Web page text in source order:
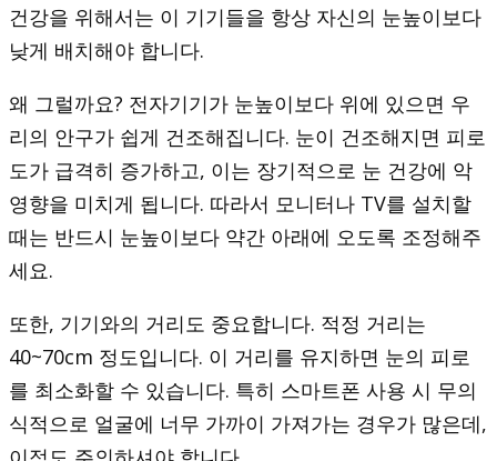
건강을 위해서는 이 기기들을 항상 자신의 눈높이보다
낮게 배치해야 합니다.
왜 그럴까요? 전자기기가 눈높이보다 위에 있으면 우
리의 안구가 쉽게 건조해집니다. 눈이 건조해지면 피로
도가 급격히 증가하고, 이는 장기적으로 눈 건강에 악
영향을 미치게 됩니다. 따라서 모니터나 TV를 설치할
때는 반드시 눈높이보다 약간 아래에 오도록 조정해주
세요.
또한, 기기와의 거리도 중요합니다. 적정 거리는
40~70cm 정도입니다. 이 거리를 유지하면 눈의 피로
를 최소화할 수 있습니다. 특히 스마트폰 사용 시 무의
식적으로 얼굴에 너무 가까이 가져가는 경우가 많은데,